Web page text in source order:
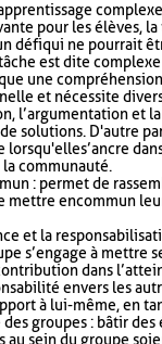
pour les élèves, la
défi qui ne pourrait
est dite complexe
une compréhension
et nécessite
l’argumentation et
solutions. D'autre
s’ancre
communauté.
: permet de
mettre en commun
et la
s’engage à mettre
dans
envers les
à lui-même, en
groupes : bâtir des
au sein du groupe